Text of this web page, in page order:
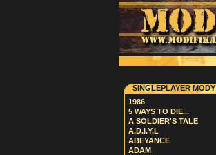
SINGLEPLAYER MODY
1986
5 WAYS TO DIE...
A SOLDIER'S TALE
A.D.I.Y.L
ABEYANCE
ADAM